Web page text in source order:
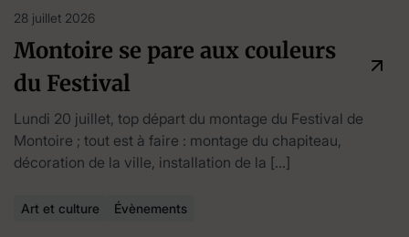
28 juillet 2026
Montoire se pare aux couleurs
du Festival
Lundi 20 juillet, top départ du montage du Festival de
Montoire ; tout est à faire : montage du chapiteau,
décoration de la ville, installation de la […]
Art et culture Évènements